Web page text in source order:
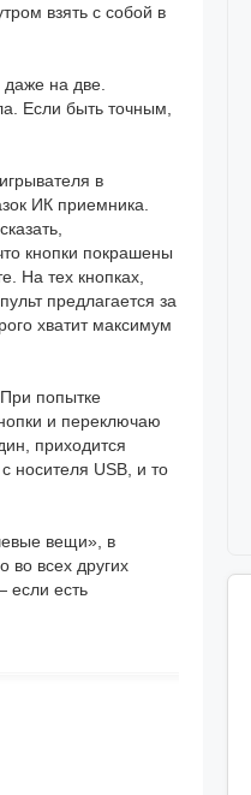
взять с собой в
на две.
Если быть точным,
в
ИК приемника.
кнопки покрашены
На тех кнопках,
предлагается за
хватит максимум
попытке
и переключаю
приходится
носителя USB, и то
вещи», в
во всех других
если есть